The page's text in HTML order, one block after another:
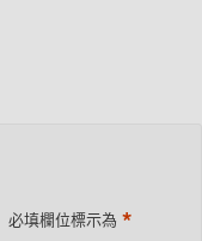
必填欄位標示為*